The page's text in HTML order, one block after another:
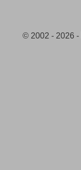
© 2002 - 2026 -